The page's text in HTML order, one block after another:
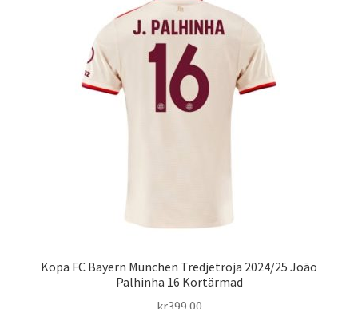
De
olika
alternativen
kan
väljas
Köpa FC Bayern München Tredjetröja 2024/25 João
Palhinha 16 Kortärmad